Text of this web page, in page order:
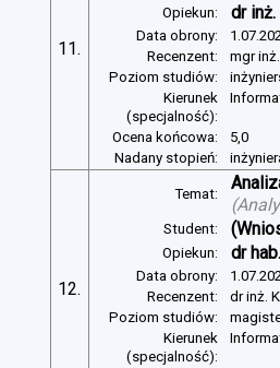
11.
Opiekun: dr
Data obrony:
Recenzent:
mgr
Poziom studiów:
Kierunek
(specjalność):
Ocena końcowa:
5,0
Nadany stopień:
12.
Temat:
(
Student:
Opiekun: dr
Data obrony:
Recenzent:
dr inż.
Poziom studiów:
Kierunek
(specjalność):